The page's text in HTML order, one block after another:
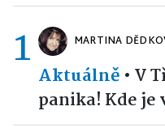
1 MARTINA
Aktuálně • V
panika! Kde je